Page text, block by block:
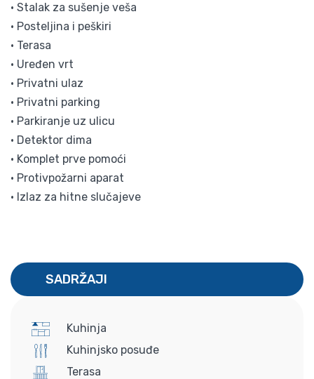
• Stalak za sušenje veša
• Posteljina i peškiri
• Terasa
• Uređen vrt
• Privatni ulaz
• Privatni parking
• Parkiranje uz ulicu
• Detektor dima
• Komplet prve pomoći
• Protivpožarni aparat
• Izlaz za hitne slučajeve
SADRŽAJI
Kuhinja
Kuhinjsko posuđe
Terasa